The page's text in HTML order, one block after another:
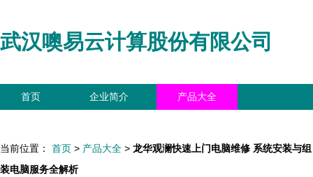
武汉噢易云计算股份有限公司
首页 企业简介 产品大全
当前位置： 首页 > 产品大全 > 龙华观澜快速上门电脑维修 系统安装与组
装电脑服务全解析